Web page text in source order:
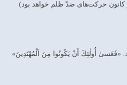
كانون حركت‌هاى ضدّ ظلم خواهد بود)